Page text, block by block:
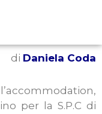
di Daniela Coda
per la S.P.C di